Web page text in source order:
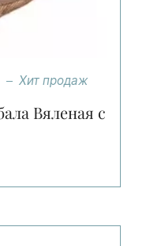
Хит продаж
Вяленая с